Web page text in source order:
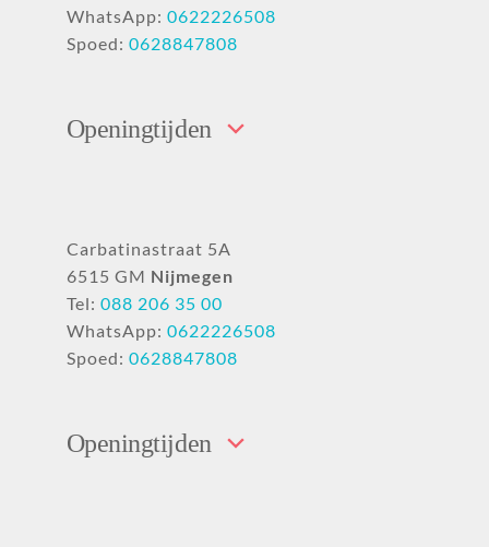
WhatsApp: 0622226508
Spoed: 0628847808
Openingtijden
Carbatinastraat 5A
6515 GM Nijmegen
Tel: 088 206 35 00
WhatsApp: 0622226508
Spoed: 0628847808
Openingtijden